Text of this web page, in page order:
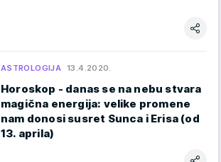
ASTROLOGIJA 13.4.2020.
Horoskop - danas se na nebu stvara
magična energija: velike promene
nam donosi susret Sunca i Erisa (od
13. aprila)